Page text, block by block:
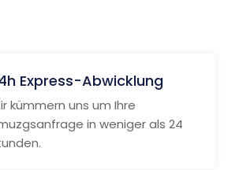
Express-Abwicklung
kümmern uns um Ihre
in weniger als 24